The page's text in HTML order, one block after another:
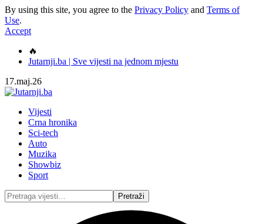
By using this site, you agree to the Privacy Policy and Terms of
Use.
Accept
🔥
Jutarnji.ba | Sve vijesti na jednom mjestu
17.maj.26
Vijesti
Crna hronika
Sci-tech
Auto
Muzika
Showbiz
Sport